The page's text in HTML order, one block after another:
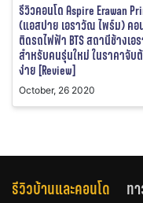
รีวิวคอนโด Aspire Erawan
(แอสปาย เอราวัณ ไพร์ม) คอ
ติดรถไฟฟ้า BTS สถานีช้างเอ
สำหรับคนรุ่นใหม่ ในราคาจับ
ง่าย [Review]
October, 26 2020
รีวิวบ้านและคอนโด ท